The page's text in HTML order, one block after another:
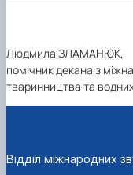
Людмила ЗЛАМАНЮК,
помічник декана з
тваринництва та
Відділ міжнародних